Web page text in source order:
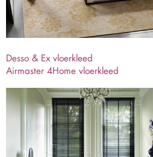
Desso & Ex vloerkleed
Airmaster 4Home vloerkleed